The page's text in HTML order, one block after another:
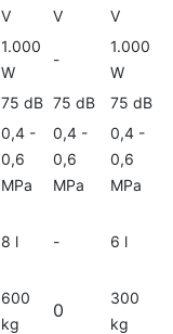
V
V
V
1.000
W
-
1.000
W
75 dB 75 dB 75 dB
0,4 -
0,6
MPa
0,4 -
0,6
MPa
0,4 -
0,6
MPa
8 l - 6 l
600
kg
0
300
kg